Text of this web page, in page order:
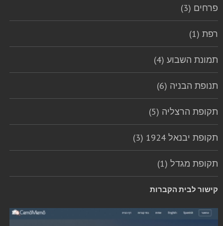
פרחים (3)
רפת (1)
תמונת השבוע (4)
תנופת הבניה (6)
תקופת הרצליה (5)
תקופת יבנאל 1924 (3)
תקופת מגדל (1)
קישור לבית הקברות